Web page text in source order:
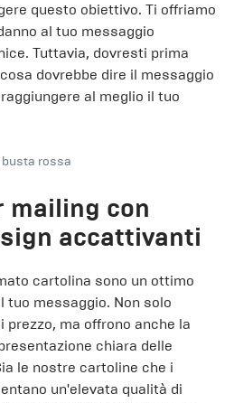
questo obiettivo. Ti offriamo
al tuo messaggio
Tuttavia, dovresti prima
dovrebbe dire il messaggio
al meglio il tuo
busta rossa
mailing con
accattivanti
cartolina sono un ottimo
messaggio. Non solo
prezzo, ma offrono anche la
chiara delle
le nostre cartoline che i
un'elevata qualità di